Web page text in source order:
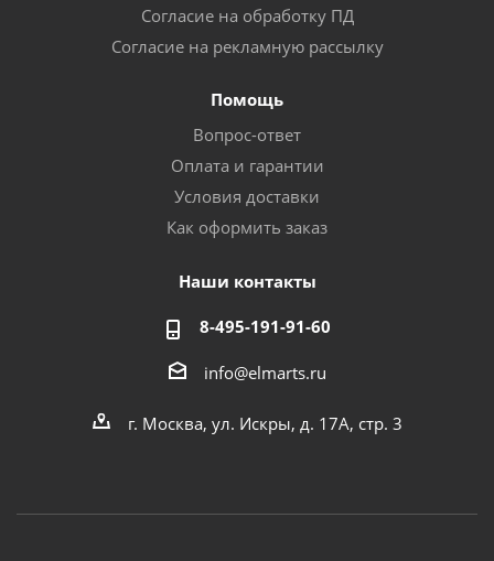
Согласие на обработку ПД
Согласие на рекламную рассылку
Помощь
Вопрос-ответ
Оплата и гарантии
Условия доставки
Как оформить заказ
Наши контакты
8-495-191-91-60
info@elmarts.ru
г. Москва, ул. Искры, д. 17А, стр. 3